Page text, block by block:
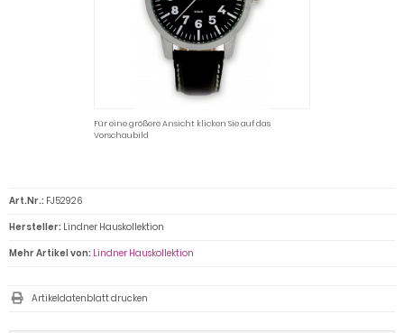
Für eine größere Ansicht klicken Sie auf das
Vorschaubild
Art.Nr.: FJ52926
Hersteller: Lindner Hauskollektion
Mehr Artikel von: Lindner Hauskollektion
Artikeldatenblatt drucken